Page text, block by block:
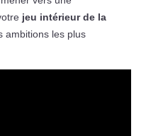
jeu intérieur de la
ambitions les plus